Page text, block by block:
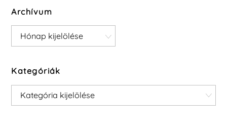
Archívum
Archívum
Kategóriák
Kategóriák